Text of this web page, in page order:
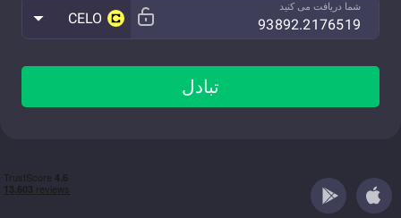
شما دریافت می کنید
CELO
تبادل